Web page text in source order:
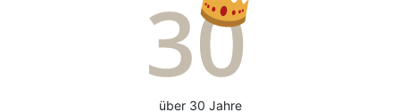
über 30 Jahre